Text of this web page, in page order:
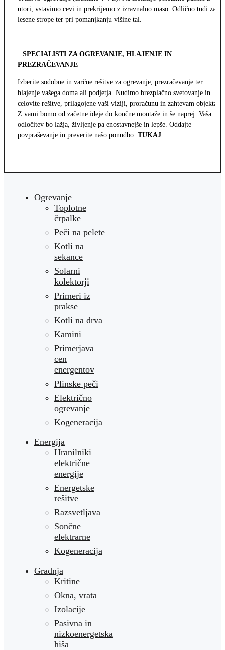
utori, vstavimo cevi in prekrijemo z izravnalno maso. Odlično tudi za
lesene strope ter pri pomanjkanju višine tal.
SPECIALISTI ZA OGREVANJE, HLAJENJE IN
PREZRAČEVANJE
Izberite sodobne in varčne rešitve za ogrevanje, prezračevanje ter
hlajenje vašega doma ali podjetja. Nudimo brezplačno svetovanje in
celovite rešitve, prilagojene vaši viziji, proračunu in zahtevam objekta.
Z vami bomo od začetne ideje do končne montaže in še naprej. Vaša
odločitev bo lažja, življenje pa enostavnejše in lepše. Oddajte
povpraševanje in preverite našo ponudbo TUKAJ
Ogrevanje
Toplotne
črpalke
Peči na pelete
Kotli na
sekance
Solarni
kolektorji
Primeri iz
prakse
Kotli na drva
Kamini
Primerjava
cen
energentov
Plinske peči
Električno
ogrevanje
Kogeneracija
Energija
Hranilniki
električne
energije
Energetske
rešitve
Razsvetljava
Sončne
elektrarne
Kogeneracija
Gradnja
Kritine
Okna, vrata
Izolacije
Pasivna in
nizkoenergetska
hiša